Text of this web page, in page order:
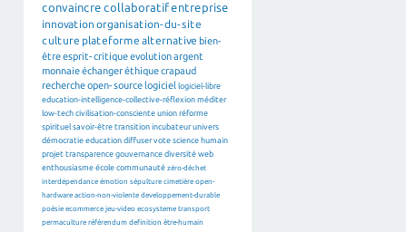
convaincre collaboratifentreprise
innovation organisation-du-site
culture plateforme alternative bien-
êtreesprit-critiqueevolutionargent
monnaieéchangeréthiquecrapaud
rechercheopen-source logiciel logiciel-libre
education-intelligence-collective-réflexion méditer
low-tech civilisation-consciente union réforme
spirituel savoir-être transition incubateur univers
démocratie education diffuser vote science humain
projet transparence gouvernance diversité web
enthousiasme école communauté zéro-déchet
interdépendance émotion sépulture cimetière open-
hardware action-non-violente developpement-durable
poésie ecommerce jeu-video ecosysteme transport
permaculture référendum definition être-humain